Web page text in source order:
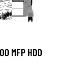
MFP HDD